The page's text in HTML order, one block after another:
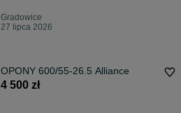
Gradowice
27 lipca 2026
OPONY 600/55-26.5 Alliance
4 500 zł